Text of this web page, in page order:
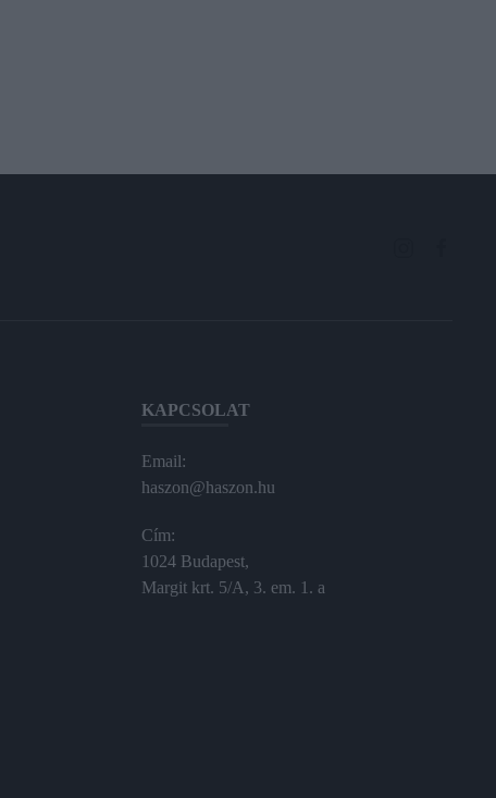
KAPCSOLAT
Email:
haszon@haszon.hu
Cím:
1024 Budapest,
Margit krt. 5/A, 3. em. 1. a